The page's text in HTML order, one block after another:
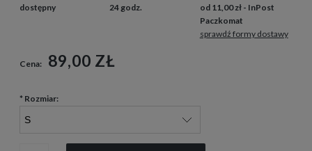
dostępny
24 godz.
od 11,00 zł - InPost
Paczkomat
sprawdź formy dostawy
Cena: 89,00 ZŁ
* Rozmiar: